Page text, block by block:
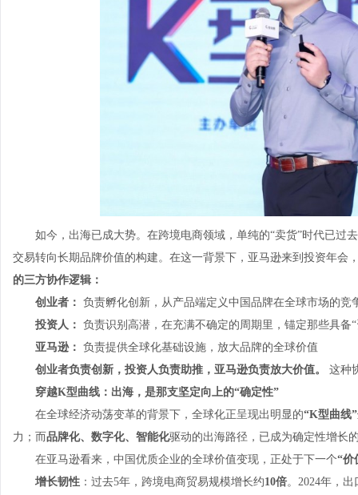
如今，出海已成大势。在跨境电商领域，单纯的“卖货”时代已过
交易转向长期品牌价值的构建。在这一背景下，亚马逊来到投资年会
的三方协作逻辑：
创业者： 负责孵化创新，从产品端定义中国品牌在全球市场的竞
投资人： 负责识别高潜，在充满不确定的周期里，锚定那些具备
亚马逊： 负责提供全球化基础设施，放大品牌的全球价值
创业者负责创新，投资人负责助推，亚马逊负责放大价值。
这种
穿越K型曲线：出海，是那支坚定向上的“确定性”
在全球经济动荡变革的背景下，全球化正呈现出明显的“K型曲线
力；而品牌化、数字化、智能化驱动的出海路径，已成为确定性增长
在亚马逊看来，中国优质企业的全球价值变现，正处于下一个“价
增长韧性 ：过去5年，跨境电商贸易规模增长约10倍。2024年，